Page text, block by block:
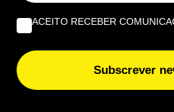
ACEITO RECEBER
Subscrever